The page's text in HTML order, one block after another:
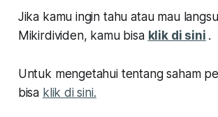
Jika kamu ingin tahu atau mau
Mikirdividen, kamu bisa klik di sini .
Untuk mengetahui tentang saham
bisa klik di sini.